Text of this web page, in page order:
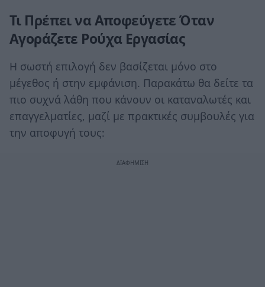
Τι Πρέπει να Αποφεύγετε Όταν
Αγοράζετε Ρούχα Εργασίας
Η σωστή επιλογή δεν βασίζεται μόνο στο
μέγεθος ή στην εμφάνιση. Παρακάτω θα δείτε τα
πιο συχνά λάθη που κάνουν οι καταναλωτές και
επαγγελματίες, μαζί με πρακτικές συμβουλές για
την αποφυγή τους: